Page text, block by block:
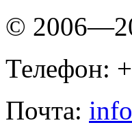
©
Телефон:
Почта: